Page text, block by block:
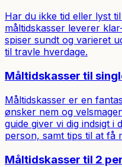
Har du ikke tid eller lyst
måltidskasser leverer
spiser sundt og varieret
til travle hverdage.
Måltidskasser til
Måltidskasser er en
ønsker nem og
guide giver vi dig indsigt i
person, samt tips til at få
Måltidskasser til 2